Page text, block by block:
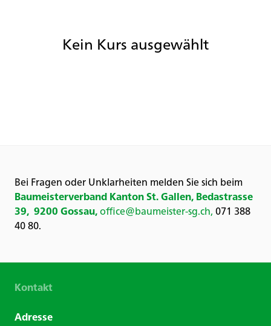
Kein Kurs ausgewählt
Bei Fragen oder Unklarheiten melden Sie sich beim
Baumeisterverband Kanton St. Gallen, Bedastrasse
39, 9200 Gossau,office@baumeister-sg.ch,071 388
40 80.
Kontakt
Adresse